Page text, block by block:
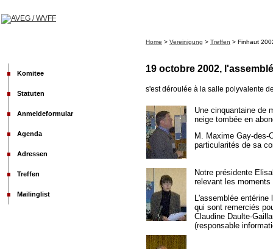
Home > Vereinigung > Treffen > Finhaut
Komitee
Statuten
Anmeldeformular
Agenda
Adressen
Treffen
Mailinglist
19 octobre 2002,
s'est déroulée à la salle polyvalente
Une cinquantaine de
neige tombée en
M. Maxime Gay-des-
particularités de sa
Notre présidente
relevant les
L'assemblée
qui sont remerciés
Claudine Daulte-
(responsable